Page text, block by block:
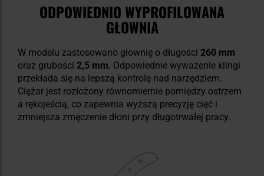
ODPOWIEDNIO WYPROFILOWANA
GŁOWNIA
W modelu zastosowano głownię o długości 260 mm
oraz grubości 2,5 mm. Odpowiednie wyważenie klingi
przekłada się na lepszą kontrolę nad narzędziem.
Ciężar jest rozłożony równomiernie pomiędzy ostrzem
a rękojeścią, co zapewnia wyższą precyzję cięć i
zmniejsza zmęczenie dłoni przy długotrwałej pracy.